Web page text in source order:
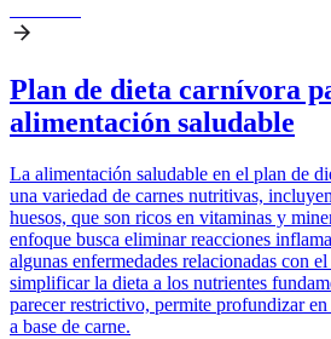
Plan de dieta carnívora
alimentación saludable
La alimentación saludable en el plan de
una variedad de carnes nutritivas,
huesos, que son ricos en vitaminas y
enfoque busca eliminar reacciones
algunas enfermedades relacionadas con
simplificar la dieta a los nutrientes
parecer restrictivo, permite profundizar
a base de carne.